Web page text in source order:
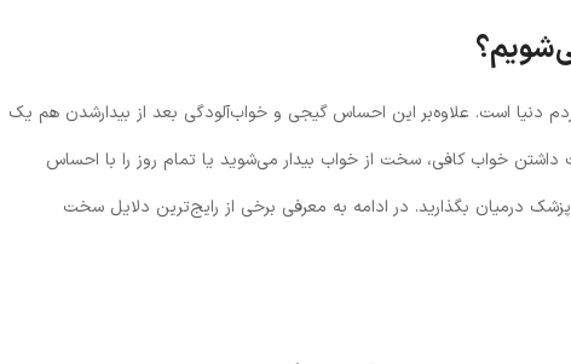
دنیا است. علاوه‌بر این احساس گیجی و خواب‌آلودگی بعد از بیدارشدن هم یک
خواب کافی، سخت از خواب بیدار می‌شوید یا تمام روز را با احساس
درمیان بگذارید. در ادامه به معرفی برخی از رایج‌ترین دلایل سخت